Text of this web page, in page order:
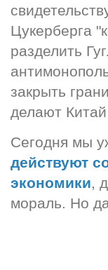
Цукерберга
разделить
закрыть
делают
действуют
экономики,
мораль. Но